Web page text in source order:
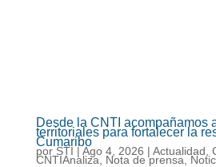
Desde la CNTI acompañamos
territoriales para fortalecer la
Cumaribo
porSTI|Ago 4, 2026 | Actualidad
CNTIAnaliza, Nota de prensa,